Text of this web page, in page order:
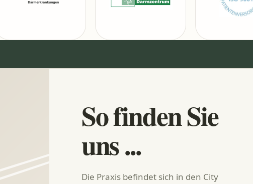
So finden Sie
uns ...
Die Praxis befindet sich in den City